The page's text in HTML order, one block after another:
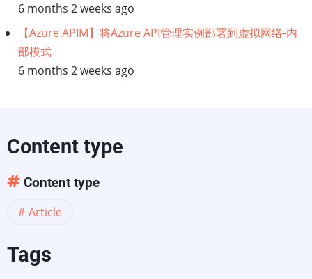
6 months 2 weeks ago
【Azure APIM】将Azure API管理实例部署到虚拟网络-内
部模式
6 months 2 weeks ago
Content type
Content type
Article
Tags